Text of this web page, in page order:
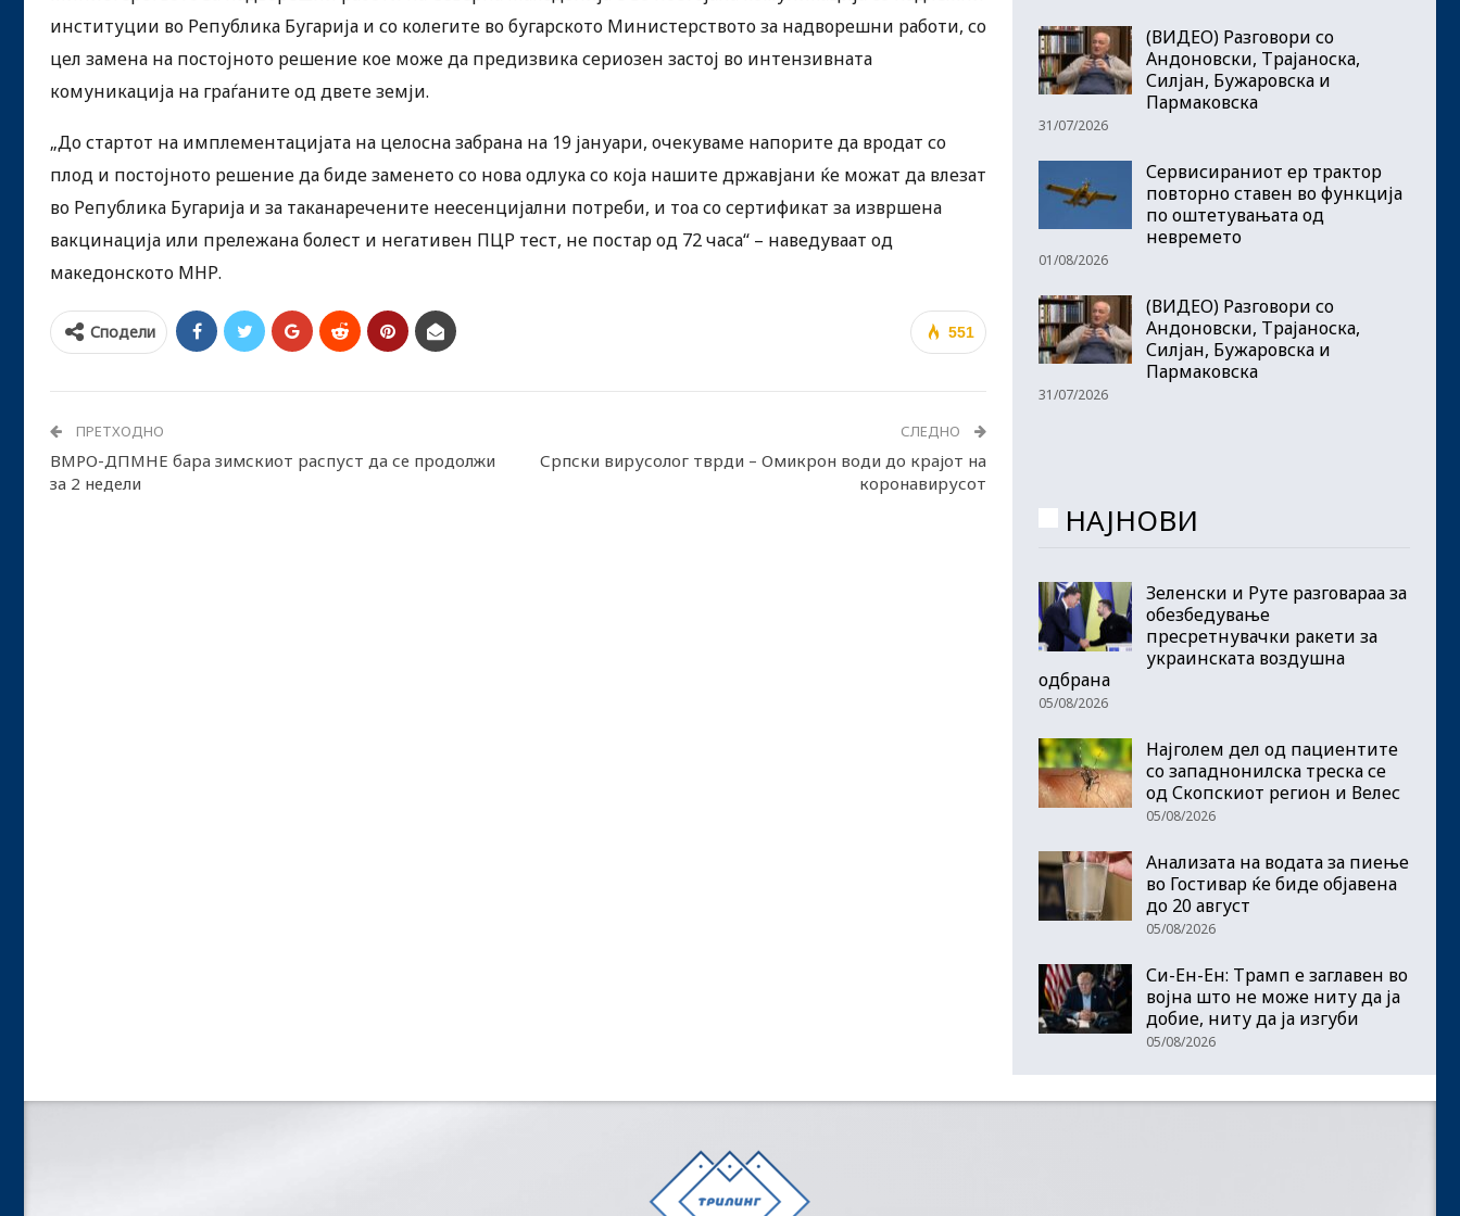
институции во Република Бугарија и со колегите во бугарското Министерството за надворешни работи, со
цел замена на постојното решение кое може да предизвика сериозен застој во интензивната
комуникација на граѓаните од двете земји.
„До стартот на имплементацијата на целосна забрана на 19 јануари, очекуваме напорите да вродат со
плод и постојното решение да биде заменето со нова одлука со која нашите државјани ќе можат да влезат
во Република Бугарија и за таканаречените неесенцијални потреби, и тоа со сертификат за извршена
вакцинација или прележана болест и негативен ПЦР тест, не постар од 72 часа“ – наведуваат од
македонското МНР.
551
Сподели
ПРЕТХОДНО
ВМРО-ДПМНЕ бара зимскиот распуст да се продолжи
за 2 недели
СЛЕДНО
Српски вирусолог тврди – Омикрон води до крајот на
коронавирусот
(ВИДЕО) Разговори со
Андоновски, Трајаноска,
Силјан, Бужаровска и
Пармаковска
31/07/2026
Сервисираниот ер трактор
повторно ставен во функција
по оштетувањата од
невремето
01/08/2026
(ВИДЕО) Разговори со
Андоновски, Трајаноска,
Силјан, Бужаровска и
Пармаковска
31/07/2026
НАЈНОВИ
Зеленски и Руте разговараа за
обезбедување
пресретнувачки ракети за
украинската воздушна
одбрана
05/08/2026
Најголем дел од пациентите
сo западнонилска треска се
од Скопскиот регион и Велес
05/08/2026
Анализата на водата за пиење
во Гостивар ќе биде објавена
до 20 август
05/08/2026
Си-Ен-Ен: Трамп е заглавен во
војна што не може ниту да ја
добие, ниту да ја изгуби
05/08/2026